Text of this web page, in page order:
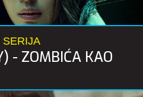
SERIJA
- ZOMBIĆA KAO